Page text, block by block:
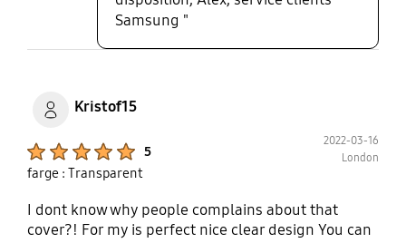
Samsung "
Kristof15
5
2022-03-16
London
farge : Transparent
I dont know why people complains about that
cover?! For my is perfect nice clear design You can